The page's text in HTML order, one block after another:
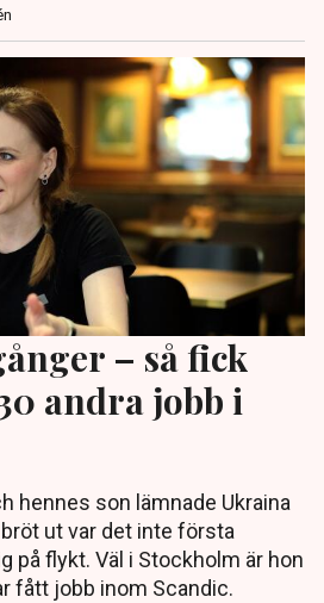
– så fick
andra jobb i
hennes son lämnade Ukraina
ut var det inte första
på flykt. Väl i Stockholm är hon
fått jobb inom Scandic.